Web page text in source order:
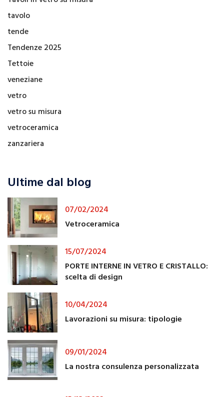
tavolo
tende
Tendenze 2025
Tettoie
veneziane
vetro
vetro su misura
vetroceramica
zanzariera
Ultime dal blog
07/02/2024
Vetroceramica
15/07/2024
PORTE INTERNE IN VETRO E CRISTALLO:
scelta di design
10/04/2024
Lavorazioni su misura: tipologie
09/01/2024
La nostra consulenza personalizzata